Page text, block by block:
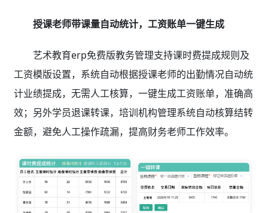
授课老师带课量自动统计，工资账单一键生成
艺术教育erp免费版教务管理支持课时费提成规则及
工资模版设置，系统自动根据授课老师的出勤情况自动统
计业绩提成，无需人工核算，一键生成工资账单，准确高
效；另外学员退课转课，培训机构管理系统自动核算结转
金额，避免人工操作疏漏，提高财务老师工作效率。